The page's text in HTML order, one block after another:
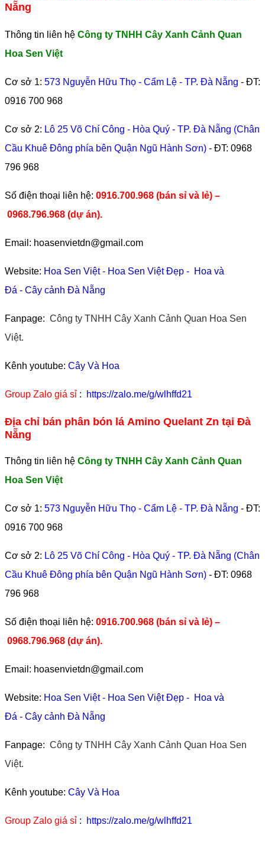
Nẵng
Thông tin liên hệ Công ty TNHH Cây Xanh Cảnh Quan
Hoa Sen Việt
Cơ sở 1: 573 Nguyễn Hữu Thọ - Cẩm Lệ - TP. Đà Nẵng - ĐT:
0916 700 968
Cơ sở 2: Lô 25 Võ Chí Công - Hòa Quý - TP. Đà Nẵng (Chân
Cầu Khuê Đông phía bên Quận Ngũ Hành Sơn) - ĐT: 0968
796 968
​Số điện thoại liên hệ: 0916.700.968 (bán sỉ và lẻ) –
0968.796.968 (dự án).
Email: hoasenvietdn@gmail.com
Website: Hoa Sen Việt- Hoa Sen Việt Đẹp - Hoa và
Đá - Cây cảnh Đà Nẵng
Fanpage: Công ty TNHH Cây Xanh Cảnh Quan Hoa Sen
Việt.
Kênh youtube: Cây Và Hoa
Group Zalo giá sỉ : https://zalo.me/g/wlhffd21
Địa chỉ bán phân bón lá Amino Quelant Zn tại Đà
Nẵng
Thông tin liên hệ Công ty TNHH Cây Xanh Cảnh Quan
Hoa Sen Việt
Cơ sở 1: 573 Nguyễn Hữu Thọ - Cẩm Lệ - TP. Đà Nẵng - ĐT:
0916 700 968
Cơ sở 2: Lô 25 Võ Chí Công - Hòa Quý - TP. Đà Nẵng (Chân
Cầu Khuê Đông phía bên Quận Ngũ Hành Sơn) - ĐT: 0968
796 968
​Số điện thoại liên hệ: 0916.700.968 (bán sỉ và lẻ) –
0968.796.968 (dự án).
Email: hoasenvietdn@gmail.com
Website: Hoa Sen Việt- Hoa Sen Việt Đẹp - Hoa và
Đá - Cây cảnh Đà Nẵng
Fanpage: Công ty TNHH Cây Xanh Cảnh Quan Hoa Sen
Việt.
Kênh youtube: Cây Và Hoa
Group Zalo giá sỉ : https://zalo.me/g/wlhffd21